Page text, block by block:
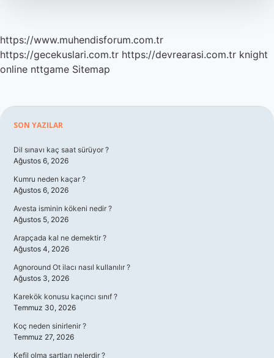
https://www.muhendisforum.com.tr
https://gecekuslari.com.tr https://devrearasi.com.tr knight
online nttgame Sitemap
Sidebar
SON YAZILAR
Dil sınavı kaç saat sürüyor ?
Ağustos 6, 2026
Kumru neden kaçar ?
Ağustos 6, 2026
Avesta isminin kökeni nedir ?
Ağustos 5, 2026
Arapçada kal ne demektir ?
Ağustos 4, 2026
Agnoround Ot ilacı nasıl kullanılır ?
Ağustos 3, 2026
Karekök konusu kaçıncı sınıf ?
Temmuz 30, 2026
Koç neden sinirlenir ?
Temmuz 27, 2026
Kefil olma şartları nelerdir ?